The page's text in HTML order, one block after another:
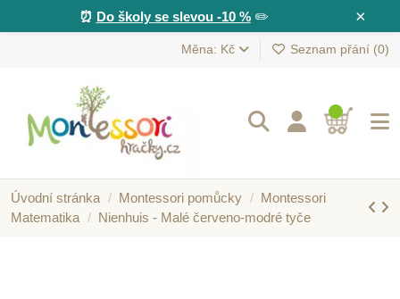
×
⏰ Do školy se slevou -10 %✏️
Měna: Kč Seznam přání (0)
Úvodní stránka Montessori pomůcky
Montessori
Matematika
Nienhuis - Malé červeno-modré tyče